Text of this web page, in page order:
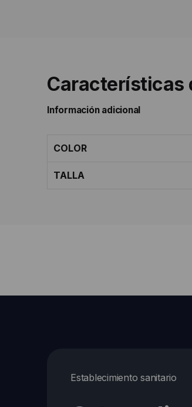
Características
Información adicional
COLOR
TALLA
Establecimiento sanitario